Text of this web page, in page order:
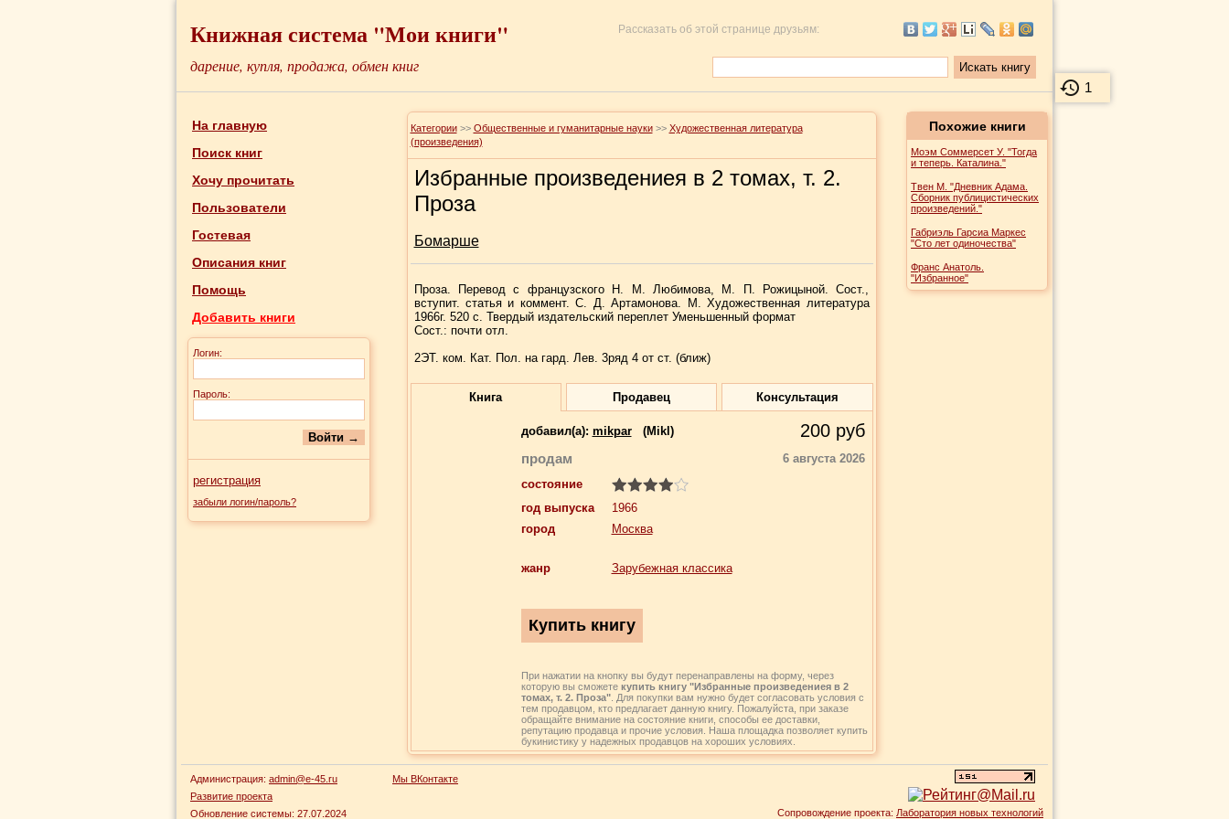
1
Книжная система "Мои книги" Рассказать об этой странице друзьям:
дарение, купля, продажа, обмен книг
На главную
Поиск книг
Хочу прочитать
Пользователи
Гостевая
Описания книг
Помощь
Добавить книги
Логин:
Пароль:
регистрация
забыли логин/пароль?
Категории >> Общественные и гуманитарные науки >> Художественная литература
(произведения)
Избранные произведениея в 2 томах, т. 2.
Проза
Бомарше
Проза. Перевод с французского Н. М. Любимова, М. П. Рожицыной. Сост.,
вступит. статья и коммент. С. Д. Артамонова. М. Художественная литература
1966г. 520 с. Твердый издательский переплет Уменьшенный формат
Сост.: почти отл.
2ЭТ. ком. Кат. Пол. на гард. Лев. 3ряд 4 от ст. (ближ)
Книга Продавец Консультация
добавил(a): mikpar (Mikl) 200 руб
продам
6 августа 2026
состояние
год выпуска
1966
город
Москва
жанр Зарубежная классика
При нажатии на кнопку вы будут перенаправлены на форму, через
которую вы сможете купить книгу "Избранные произведениея в 2
томах, т. 2. Проза". Для покупки вам нужно будет согласовать условия с
тем продавцом, кто предлагает данную книгу. Пожалуйста, при заказе
обращайте внимание на состояние книги, способы ее доставки,
репутацию продавца и прочие условия. Наша площадка позволяет купить
букинистику у надежных продавцов на хороших условиях.
Похожие книги
Моэм Соммерсет У. "Тогда
и теперь. Каталина."
Твен М. "Дневник Адама.
Сборник публицистических
произведений."
Габриэль Гарсиа Маркес
"Сто лет одиночества"
Франс Анатоль.
"Избранное"
Администрация: admin@e-45.ru
Развитие проекта
Обновление системы: 27.07.2024
Мы ВКонтакте
Сопровождение проекта: Лаборатория новых технологий